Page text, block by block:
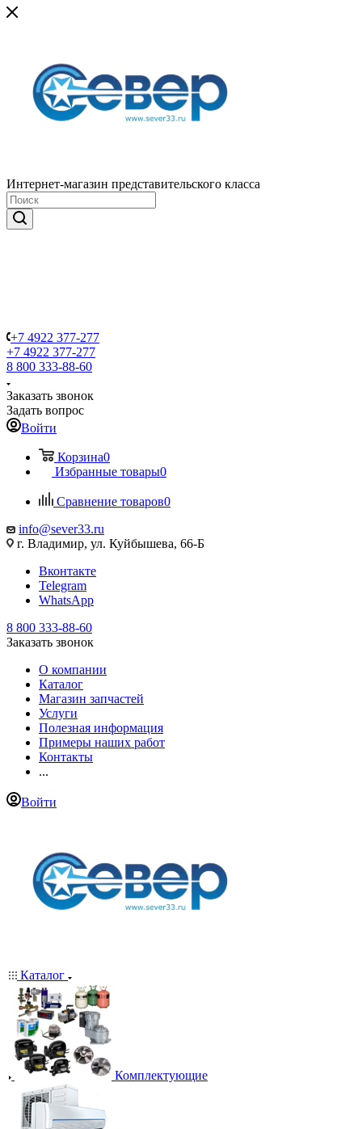
Интернет-магазин представительского класса
+7 4922 377-277
+7 4922 377-277
8 800 333-88-60
Заказать звонок
Задать вопрос
Войти
Корзина0
Избранные товары0
Сравнение товаров0
info@sever33.ru
г. Владимир, ул. Куйбышева, 66-Б
Вконтакте
Telegram
WhatsApp
8 800 333-88-60
Заказать звонок
О компании
Каталог
Магазин запчастей
Услуги
Полезная информация
Примеры наших работ
Контакты
...
Войти
Каталог
Комплектующие